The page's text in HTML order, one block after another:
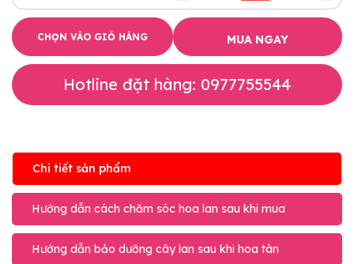
CHỌN VÀO GIỎ HÀNG MUA NGAY
Hotline đặt hàng: 0977755544
Chi tiết sản phẩm
Hướng dẫn cách chăm sóc hoa lan sau khi mua
Hướng dẫn bảo dưỡng cây lan sau khi hoa tàn